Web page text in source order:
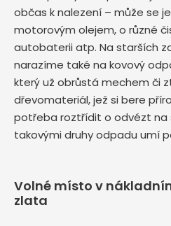
občas k nalezení – může se
motorovým olejem, o různé
autobaterii atp. Na starších
narazíme také na kovový
který už obrůstá mechem či
dřevomateriál, jež si bere
potřeba roztřídit o odvézt na
takovými druhy odpadu umí
Volné místo v
zlata